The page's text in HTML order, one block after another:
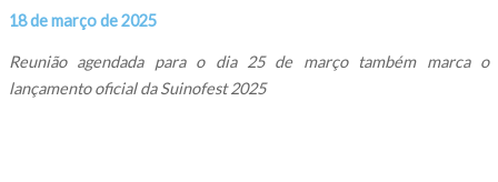
Por
18 de março de 2025
Reunião agendada para o dia 25 de março também marca o
lançamento oficial da Suinofest 2025